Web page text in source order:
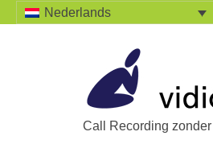
Nederlands
Call Recording